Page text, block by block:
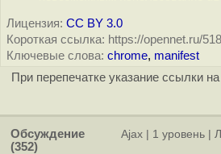
Лицензия: CC BY 3.0
Короткая ссылка: https://opennet.ru/
Ключевые слова: chrome, manifest
При перепечатке указание ссылки
Обсуждение
(352)
Ajax 1 уровень